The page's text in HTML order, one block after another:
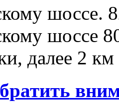
шоссе
далее 2